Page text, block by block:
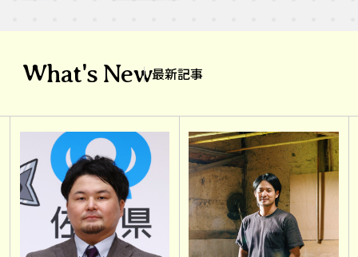
What's New最新記事